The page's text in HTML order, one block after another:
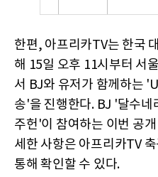
한편, 아프리카TV는 한국
해 15일 오후 11시부터 서
서 BJ와 유저가 함께하는
송'을 진행한다. BJ '달수
주헌'이 참여하는 이번 공
세한 사항은 아프리카TV
통해 확인할 수 있다.